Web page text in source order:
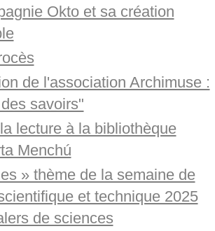
Okto et sa création
de l'association Archimuse :
savoirs"
lecture à la bibliothèque
Menchú
» thème de la semaine de
et technique 2025
de sciences